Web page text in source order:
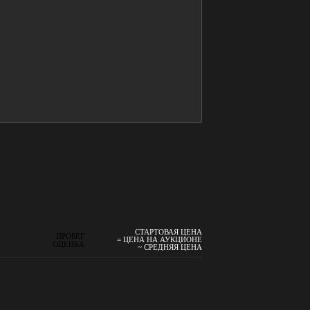
ПРОБЕГ
ОЦЕНКА
СТАРТОВАЯ ЦЕНА
= ЦЕНА НА АУКЦИОНЕ
~ СРЕДНЯЯ ЦЕНА